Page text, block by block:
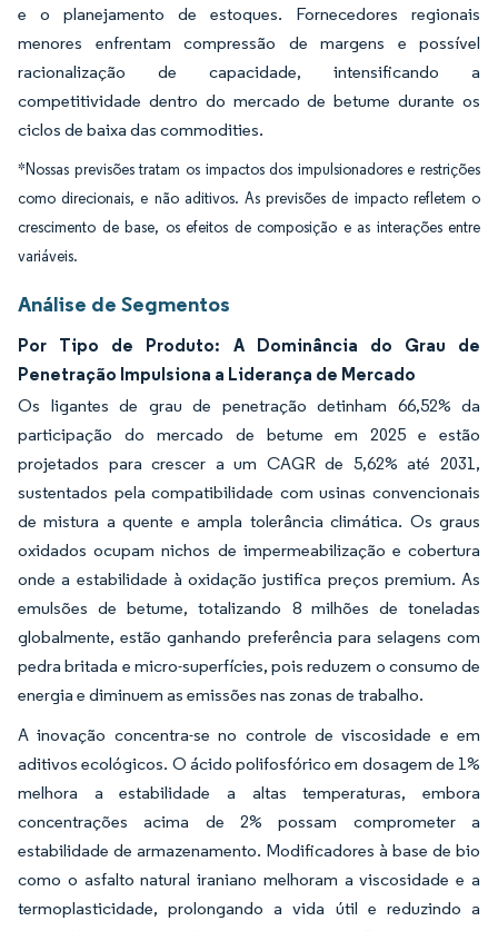
e o planejamento de estoques. Fornecedores regionais
menores enfrentam compressão de margens e possível
racionalização de capacidade, intensificando a
competitividade dentro do mercado de betume durante os
ciclos de baixa das commodities.
*Nossas previsões tratam os impactos dos impulsionadores e restrições
como direcionais, e não aditivos. As previsões de impacto refletem o
crescimento de base, os efeitos de composição e as interações entre
variáveis.
Análise de Segmentos
Por Tipo de Produto: A Dominância do Grau de
Penetração Impulsiona a Liderança de Mercado
Os ligantes de grau de penetração detinham 66,52% da
participação do mercado de betume em 2025 e estão
projetados para crescer a um CAGR de 5,62% até 2031,
sustentados pela compatibilidade com usinas convencionais
de mistura a quente e ampla tolerância climática. Os graus
oxidados ocupam nichos de impermeabilização e cobertura
onde a estabilidade à oxidação justifica preços premium. As
emulsões de betume, totalizando 8 milhões de toneladas
globalmente, estão ganhando preferência para selagens com
pedra britada e micro-superfícies, pois reduzem o consumo de
energia e diminuem as emissões nas zonas de trabalho.
A inovação concentra-se no controle de viscosidade e em
aditivos ecológicos. O ácido polifosfórico em dosagem de 1%
melhora a estabilidade a altas temperaturas, embora
concentrações acima de 2% possam comprometer a
estabilidade de armazenamento. Modificadores à base de bio
como o asfalto natural iraniano melhoram a viscosidade e a
termoplasticidade, prolongando a vida útil e reduzindo a